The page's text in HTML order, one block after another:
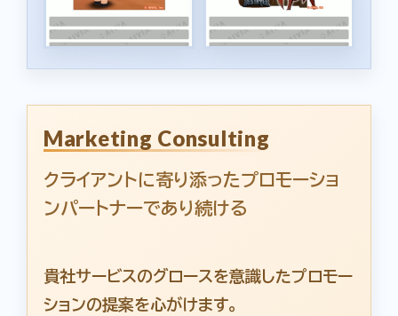
Marketing Consulting
クライアントに寄り添ったプロモーショ
ンパートナーであり続ける
貴社サービスのグロースを意識したプロモー
ションの提案を心がけます。